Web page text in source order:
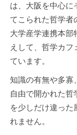
は、大阪を中心に
てこられた哲学者
大学産学連携本部
えして、哲学カ
ています。
知識の有無や多寡
自由で開かれた哲
を少しだけ違った
れません。